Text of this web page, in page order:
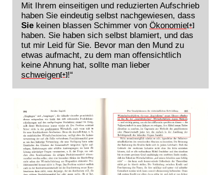
Mit Ihrem einseitigen und reduzierten Aufschrieb
haben Sie eindeutig selbst nachgewiesen, dass
Siekeinen blassen Schimmer von Ökonomie[+]
haben. Sie haben sich selbst blamiert, und das
tut mir Leid für Sie. Bevor man den Mund zu
etwas aufmacht, zu dem man offensichtlich
keine Ahnung hat, sollte man lieber
schweigen[+]!“